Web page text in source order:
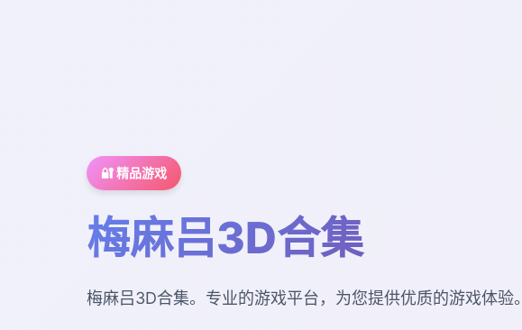
🔐 精品游戏
梅麻吕3D合集
梅麻吕3D合集。专业的游戏平台，为您提供优质的游戏体验。